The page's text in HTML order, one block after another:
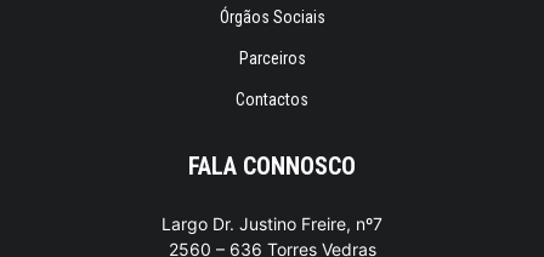
Órgãos Sociais
Parceiros
Contactos
FALA CONNOSCO
Largo Dr. Justino Freire, nº7
2560 – 636 Torres Vedras